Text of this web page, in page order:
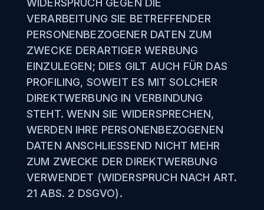
WIDERSPRUCH GEGEN DIE
VERARBEITUNG SIE BETREFFENDER
PERSONENBEZOGENER DATEN ZUM
ZWECKE DERARTIGER WERBUNG
EINZULEGEN; DIES GILT AUCH FÜR DAS
PROFILING, SOWEIT ES MIT SOLCHER
DIREKTWERBUNG IN VERBINDUNG
STEHT. WENN SIE WIDERSPRECHEN,
WERDEN IHRE PERSONENBEZOGENEN
DATEN ANSCHLIESSEND NICHT MEHR
ZUM ZWECKE DER DIREKTWERBUNG
VERWENDET (WIDERSPRUCH NACH ART.
21 ABS. 2 DSGVO).